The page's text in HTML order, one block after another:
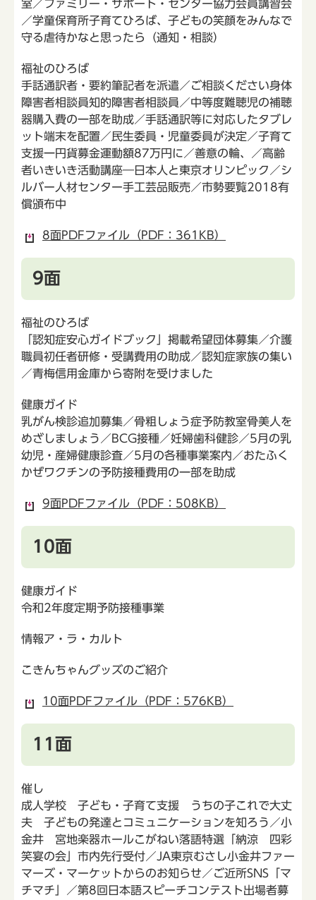
室／ファミリー・サポート・センター協力会員講習会
／学童保育所子育てひろば、子どもの笑顔をみんなで
守る虐待かなと思ったら（通知・相談）
福祉のひろば
手話通訳者・要約筆記者を派遣／ご相談ください身体
障害者相談員知的障害者相談員／中等度難聴児の補聴
器購入費の一部を助成／手話通訳等に対応したタブレ
ット端末を配置／民生委員・児童委員が決定／子育て
支援一円貨募金運動額87万円に／善意の輪、／高齢
者いきいき活動講座―日本人と東京オリンピック／シ
ルバー人材センター手工芸品販売／市勢要覧2018有
償頒布中
8面PDFファイル（PDF：361KB）
9面
福祉のひろば
「認知症安心ガイドブック」掲載希望団体募集／介護
職員初任者研修・受講費用の助成／認知症家族の集い
／青梅信用金庫から寄附を受けました
健康ガイド
乳がん検診追加募集／骨粗しょう症予防教室骨美人を
めざしましょう／BCG接種／妊婦歯科健診／5月の乳
幼児・産婦健康診査／5月の各種事業案内／おたふく
かぜワクチンの予防接種費用の一部を助成
9面PDFファイル（PDF：508KB）
10面
健康ガイド
令和2年度定期予防接種事業
情報ア・ラ・カルト
こきんちゃんグッズのご紹介
10面PDFファイル（PDF：576KB）
11面
催し
成人学校 子ども・子育て支援 うちの子これで大丈
夫 子どもの発達とコミュニケーションを知ろう／小
金井 宮地楽器ホールこがねい落語特選「納涼 四彩
笑宴の会」市内先行受付／JA東京むさし小金井ファー
マーズ・マーケットからのお知らせ／ご近所SNS「マ
チマチ」／第8回日本語スピーチコンテスト出場者募